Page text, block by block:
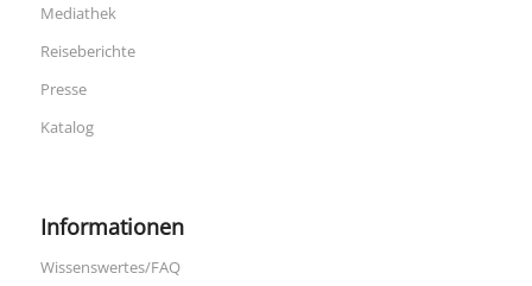
Mediathek
Reiseberichte
Presse
Katalog
Informationen
Wissenswertes/FAQ